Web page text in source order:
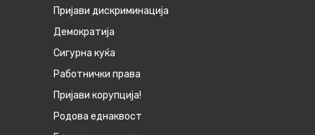
Пријави дискриминација
Демократија
Сигурна куќа
Работнички права
Пријави корупција!
Родова еднаквост